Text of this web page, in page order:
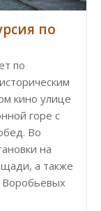
по
по
кино улице
горе с
Во
на
а также